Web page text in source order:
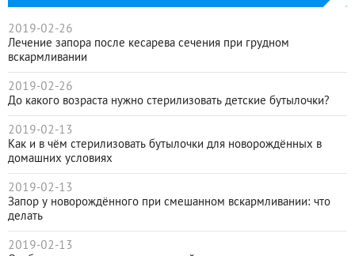
2019-02-26
Лечение запора после кесарева сечения при грудном
вскармливании
2019-02-26
До какого возраста нужно стерилизовать детские бутылочки?
2019-02-13
Как и в чём стерилизовать бутылочки для новорождённых в
домашних условиях
2019-02-13
Запор у новорождённого при смешанном вскармливании: что
делать
2019-02-13